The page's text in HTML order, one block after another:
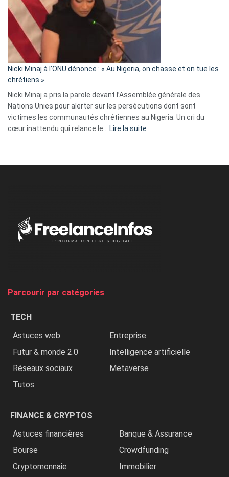
« Zemmour
a
tout
parle
ses
tripes »
Nicki Minaj à l’ONU dénonce : « Au Nigeria, on chasse et on tue les
chrétiens »
Nicki Minaj a pris la parole devant l’Assemblée générale des
Nations Unies pour alerter sur les persécutions dont sont
victimes les communautés chrétiennes au Nigeria. Un cri du
cœur inattendu qui relance le…
Lire la suite
Nigeria,
Parcourir par catégories
TECH
Astuces web
Entreprise
Futur & monde 2.0
Intelligence artificielle
Réseaux sociaux
Metaverse
Tutos
FINANCE & CRYPTOS
Astuces financières
Banque & Assurance
Bourse
Crowdfunding
Cryptomonnaie
Immobilier